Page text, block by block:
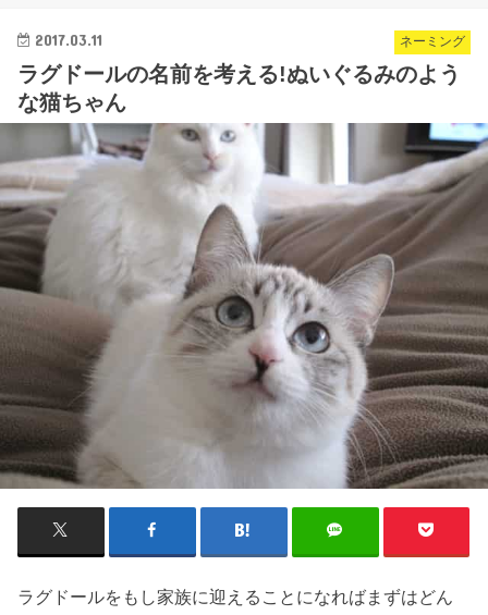
ネーミング
2017.03.11
ラグドールの名前を考える!ぬいぐるみのよう
な猫ちゃん
ラグドールをもし家族に迎えることになればまずはどん